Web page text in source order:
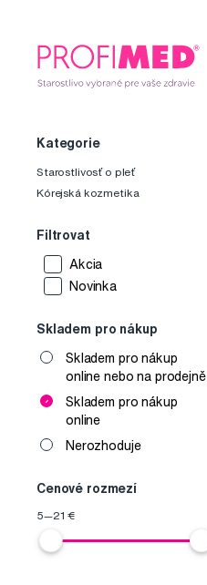
Kategorie
Starostlivosť o pleť
Kórejská kozmetika
Filtrovat
Akcia
Novinka
Skladem pro nákup
Skladem pro nákup
online nebo na prodejně
Skladem pro nákup
online
Nerozhoduje
Cenové rozmezí
5—21 €